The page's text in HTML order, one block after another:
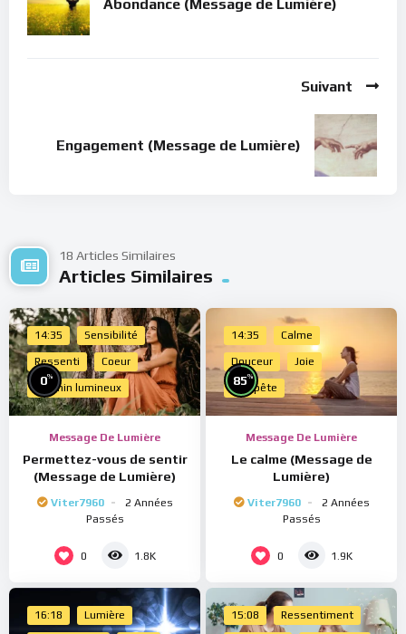
Abondance (Message de Lumière)
Suivant
Engagement (Message de Lumière)
18 Articles Similaires
Articles Similaires
14:35 Sensibilité
Ressenti Coeur
Chemin lumineux
0%
Message De Lumière
Permettez-vous de sentir
(Message de Lumière)
Viter7960
2 Années
Passés
0 1.8K
14:35 Calme
Douceur Joie
Tempête
85%
Message De Lumière
Le calme (Message de
Lumière)
Viter7960
2 Années
Passés
0 1.9K
16:18 Lumière 15:08 Ressentiment